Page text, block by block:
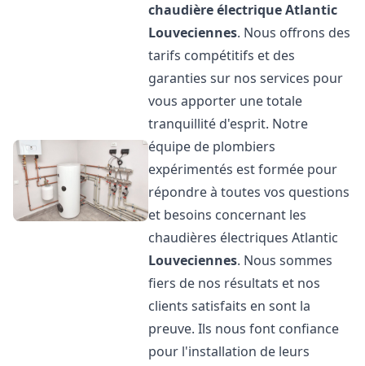
chaudière électrique Atlantic
Louveciennes. Nous offrons des
tarifs compétitifs et des
garanties sur nos services pour
vous apporter une totale
tranquillité d'esprit. Notre
équipe de plombiers
expérimentés est formée pour
répondre à toutes vos questions
et besoins concernant les
chaudières électriques Atlantic
Louveciennes. Nous sommes
fiers de nos résultats et nos
clients satisfaits en sont la
preuve. Ils nous font confiance
pour l'installation de leurs